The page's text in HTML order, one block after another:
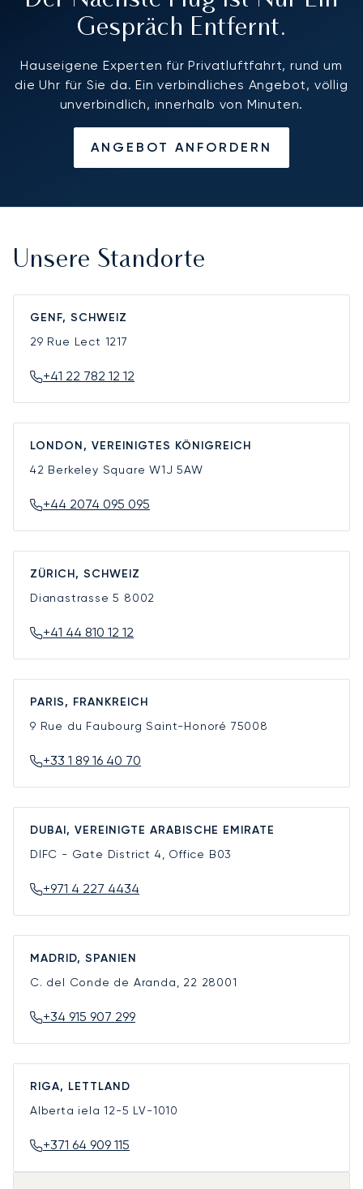
Gespräch Entfernt.
Hauseigene Experten für Privatluftfahrt, rund um
die Uhr für Sie da. Ein verbindliches Angebot, völlig
unverbindlich, innerhalb von Minuten.
ANGEBOT ANFORDERN
Unsere Standorte
GENF, SCHWEIZ
29 Rue Lect 1217
+41 22 782 12 12
LONDON, VEREINIGTES KÖNIGREICH
42 Berkeley SquareW1J 5AW
+44 2074 095 095
ZÜRICH, SCHWEIZ
Dianastrasse 5 8002
+41 44 810 12 12
PARIS, FRANKREICH
9 Rue du Faubourg Saint-Honoré 75008
+33 1 89 16 40 70
DUBAI, VEREINIGTE ARABISCHE EMIRATE
DIFC - Gate District 4, Office B03
+971 4 227 4434
MADRID, SPANIEN
C. del Conde de Aranda, 22 28001
+34 915 907 299
RIGA, LETTLAND
Alberta iela 12-5 LV-1010
+371 64 909 115